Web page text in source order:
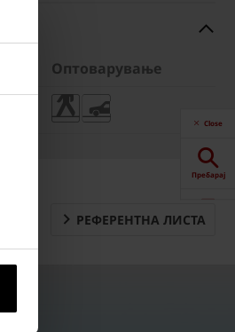
Оптоварување
РЕФЕРЕНТНА ЛИСТА
Close
Пребарај
Калкулатор